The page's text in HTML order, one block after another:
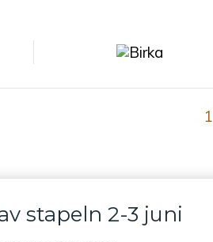
1
stapeln 2-3 juni